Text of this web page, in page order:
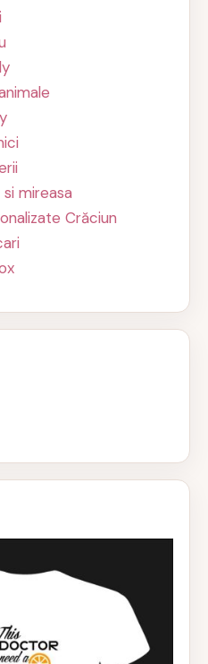
mireasa
Crăciun